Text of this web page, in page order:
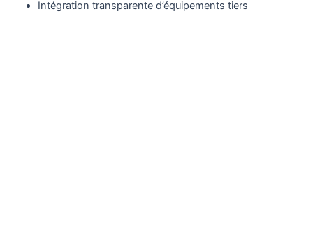
Intégration transparente d’équipements tiers